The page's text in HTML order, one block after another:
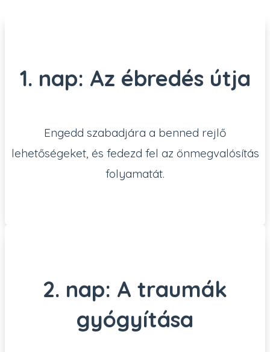
1. nap: Az ébredés útja
Engedd szabadjára a benned rejlő
lehetőségeket, és fedezd fel az önmegvalósítás
folyamatát.
2. nap: A traumák
gyógyítása